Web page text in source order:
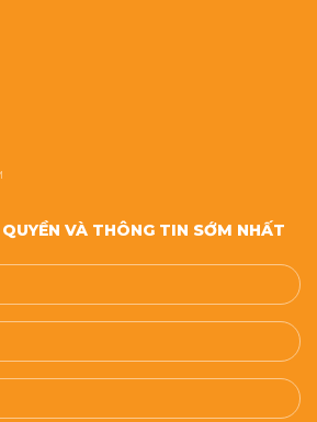
VÀ THÔNG TIN SỚM NHẤT